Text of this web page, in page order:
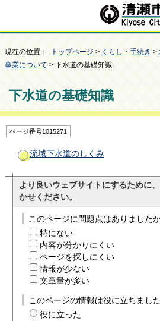
現在の位置： トップページ > くらし・手続き >
事業について > 下水道の基礎知識
下水道の基礎知識
ページ番号1015271
流域下水道のしくみ
より良いウェブサイトにするために
かせください。
このページに問題点はありました
特にない
内容が分かりにくい
ページを探しにくい
情報が少ない
文章量が多い
このページの情報は役に立ちまし
役に立った